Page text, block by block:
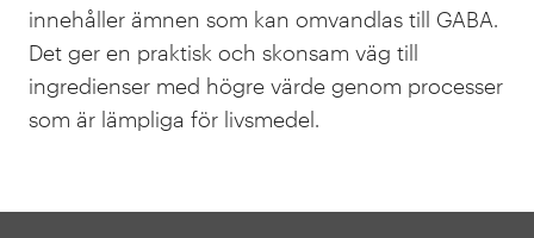
innehåller ämnen som kan omvandlas till GABA.
Det ger en praktisk och skonsam väg till
ingredienser med högre värde genom processer
som är lämpliga för livsmedel.